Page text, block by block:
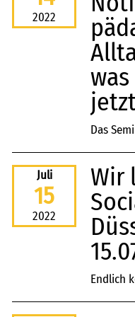
Wir
2022
Das
der
Juli
15
2022
Wir
Endlich